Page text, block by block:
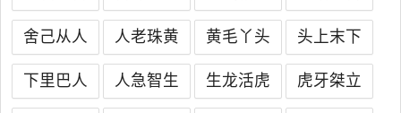
舍己从人 人老珠黄 黄毛丫头 头上末下
下里巴人 人急智生 生龙活虎 虎牙桀立